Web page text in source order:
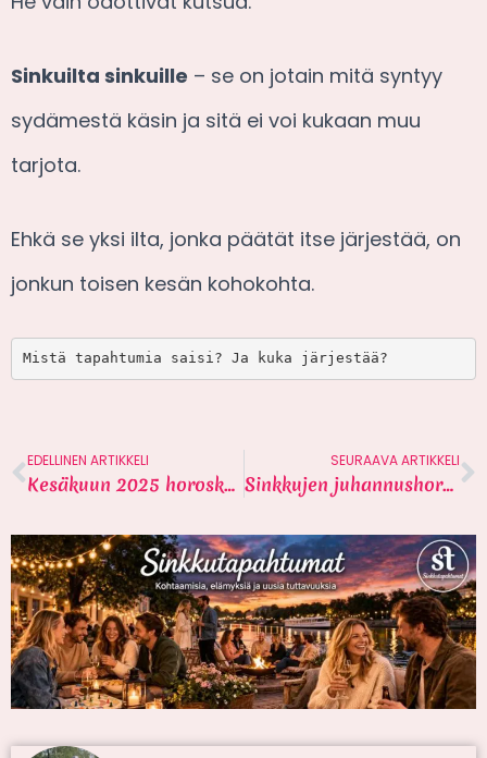
Sinkuilta sinkuille – se on jotain mitä syntyy
sydämestä käsin ja sitä ei voi kukaan muu
tarjota.
Ehkä se yksi ilta, jonka päätät itse järjestää, on
jonkun toisen kesän kohokohta.
Mistä tapahtumia saisi? Ja kuka järjestää?
EDELLINEN ARTIKKELI
Kesäkuun 2025 horoskooppi sinkuille
SEURAAVA ARTIKKELI
Sinkkujen juhannushoroskooppi 2025